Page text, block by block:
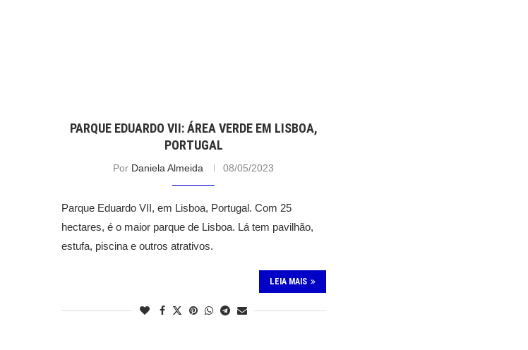
PARQUE EDUARDO VII: ÁREA VERDE EM LISBOA,
PORTUGAL
Por Daniela Almeida 08/05/2023
Parque Eduardo VII, em Lisboa, Portugal. Com 25
hectares, é o maior parque de Lisboa. Lá tem pavilhão,
estufa, piscina e outros atrativos.
LEIA MAIS